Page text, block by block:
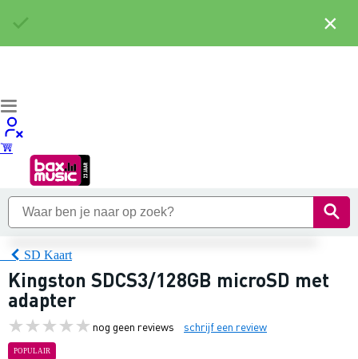
SD Kaart
Kingston SDCS3/128GB microSD met
adapter
nog geen reviews schrijf een review
POPULAIR
×